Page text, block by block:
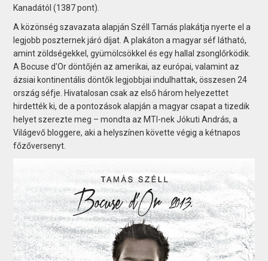
Kanadától (1387 pont).
A közönség szavazata alapján Széll Tamás plakátja nyerte el a
legjobb poszternek járó díjat. A plakáton a magyar séf látható,
amint zöldségekkel, gyümölcsökkel és egy hallal zsonglőrködik.
A Bocuse d'Or döntőjén az amerikai, az európai, valamint az
ázsiai kontinentális döntők legjobbjai indulhattak, összesen 24
ország séfje. Hivatalosan csak az első három helyezettet
hirdették ki, de a pontozások alapján a magyar csapat a tizedik
helyet szerezte meg – mondta az MTI-nek Jókuti András, a
Világevő bloggere, aki a helyszínen követte végig a kétnapos
főzőversenyt.